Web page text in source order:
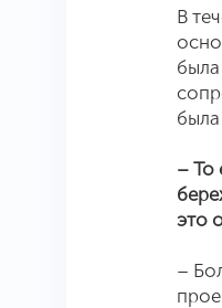
В
– То
это
–